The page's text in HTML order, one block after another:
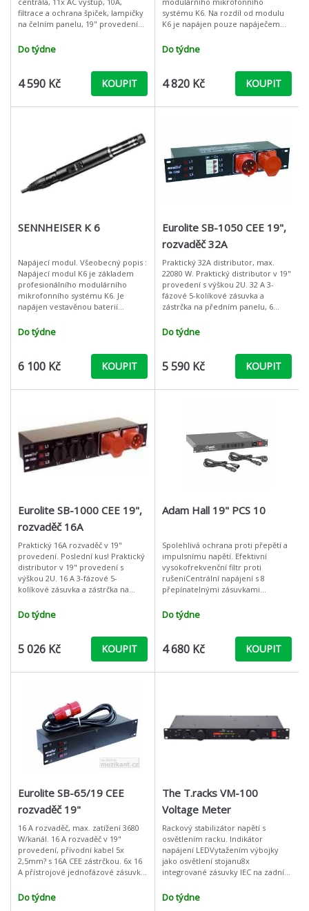
filtrace a ochrana špiček, lampičky
na čelním panelu, 19" provedení
distribuce AC napájení v 19"
Do týdne
4 590 Kč KOUPIT
systému K6. Na rozdíl od modulu
K6 je napájen pouze napáječem
instalace). Může být kombinován s
Do týdne
4 820 Kč KOUPIT
SENNHEISER K 6
Napájecí modul. Všeobecný popis :
Napájecí modul K6 je základem
profesionálního modulárního
mikrofonního systému K6. Je
napájen vestavěnou baterií
Phantom 12 - 48 V. Může být ko
Do týdne
6 100 Kč KOUPIT
Eurolite SB-1050 CEE 19",
rozvaděč 32A
Praktický 32A distributor, max.
22080 W. Praktický distributor v 19"
provedení s výškou 2U. 32 A 3-
fázové 5-kolíkové zásuvka a
zástrčka na předním panelu, 6
na zadním panelu (2 připadající
Do týdne
5 590 Kč KOUPIT
Eurolite SB-1000 CEE 19",
rozvaděč 16A
Praktický 16A rozvaděč v 19"
provedení. Poslední kus! Praktický
distributor v 19" provedení s
výškou 2U. 16 A 3-fázové 5-
kolíkové zásuvka a zástrčka na
bezpečnostním krytem na zadním
panelu (2
Do týdne
5 026 Kč KOUPIT
Adam Hall 19" PCS 10
Spolehlivá ochrana proti přepětí a
impulsnímu napětí. Efektivní
vysokofrekvenční filtr proti
rušeníCentrální napájení s 8
přepínatelnými zásuvkami
na přední straněVratný jistič na
předním
Do týdne
4 680 Kč KOUPIT
Eurolite SB-65/19 CEE
rozvaděč 19"
16 A rozvaděč, max. zatížení 3680
W/kanál. 16 A rozvaděč v 19"
provedení, přívodní kabel 5x
2,5mm? s 16A CEE zástrčkou. 6x 16
A přístrojové jednofázové zásuvky
jsou jištěny po dvou jedn
Do týdne
The T.racks VM-100
Voltage Meter
Rackový stabilizátor napětí s
osvětlením racku. Indikátor
napájení LEDVytažením výbojky
jako osvětlení stojanu8x
integrované zásuvky IEC na zadním
přepínačů na přední
straně)Stabilizátor napět
Do týdne